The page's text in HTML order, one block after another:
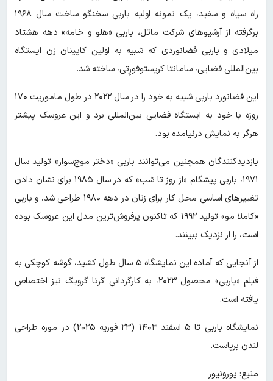
راه سیاه و سفید، یک نمونه اولیه باربی سخنگو ساخت سال ۱۹۶۸
برگرفته از آرشیوهای شرکت ماتل، باربی «هلو و خامه» ‌دهه هشتاد
میلادی و باربی فضانوردی که شبیه به اولین کاپینان زن ایستگاه
بین‌المللی فضایی، سامانتا کریستوفورِتی، ساخته شد.
این فضانورد باربی شبیه به خود را در سال ۲۰۲۲ در طول ماموریت ۱۷۰
روزه با خود به ایستگاه فضایی بین‌المللی برد و این عروسک پیشتر
هرگز به نمایش درنیامده بود.
بازدیدکنندگان همچنین می‌توانند باربی «دختر موج‌سوار» تولید سال
۱۹۷۱، باربی پیشگام «از روز تا شب» که در سال ۱۹۸۵ برای نشان دادن
تغییرهای اساسی محل کار برای زنان در دهه ۱۹۸۰ طراحی شد، و باربی
«کاملا مو» تولید ۱۹۹۲ که تاکنون پرفروش‌ترین مدل این عروسک بوده
است، را از نزدیک ببینند.
از آنجایی که آماده این نمایشگاه ۵ سال طول کشید، گوشه کوچکی به
فیلم «باربی» محصول ۲۰۲۳، به کارگردانی گرتا گرویگ نیز اختصاص
یافته است.
نمایشگاه باربی تا ۵ اسفند ۱۴۰۳ (۲۳ فوریه ۲۰۲۵) در موزه طراحی
لندن برپاست.
منبع: یورونیوز